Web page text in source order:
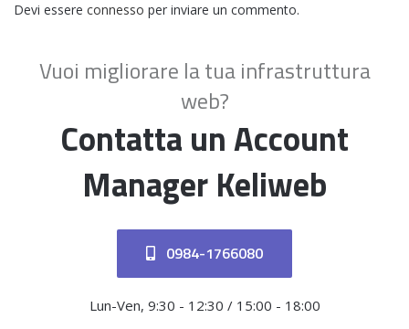
Devi essere connesso per inviare un commento.
Vuoi migliorare la tua infrastruttura
web?
Contatta un Account
Manager Keliweb
0984-1766080
Lun-Ven, 9:30 - 12:30 / 15:00 - 18:00